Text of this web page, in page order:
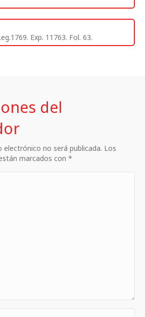
Exp. 11763. Fol. 63.
del
electrónico no será publicada. Los
marcados con *